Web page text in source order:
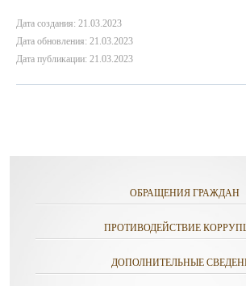
Дата создания: 21.03.2023
Дата обновления: 21.03.2023
Дата публикации: 21.03.2023
ОБРАЩЕНИЯ ГРАЖДАН
ПРОТИВОДЕЙСТВИЕ
ДОПОЛНИТЕЛЬНЫЕ